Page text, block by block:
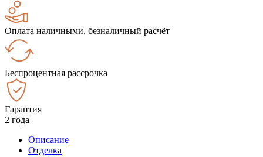
Оплата наличными, безналичный расчёт
Беспроцентная рассрочка
Гарантия
2 года
Описание
Отделка